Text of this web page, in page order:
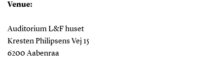
Venue:
Auditorium L&F huset
Kresten Philipsens Vej 15
6200 Aabenraa